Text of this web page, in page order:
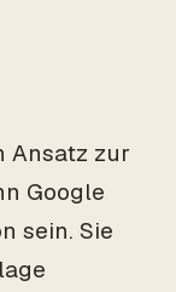
Ansatz zur
Google
sein. Sie